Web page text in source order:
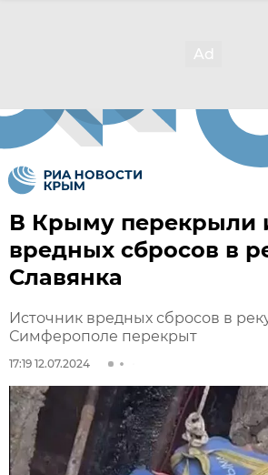
В Крыму перекрыли
вредных сбросов в
Славянка
Источник вредных сбросов в
Симферополе перекрыт
17:19 12.07.2024